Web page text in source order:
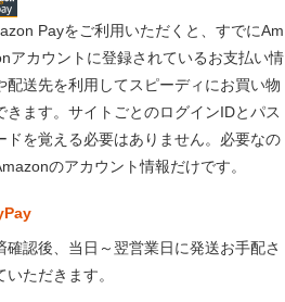
Payをご利用いただくと、すでにAm
アカウントに登録されているお支払い情
配送先を利用してスピーディにお買い物
きます。サイトごとのログインIDとパス
ドを覚える必要はありません。必要なの
のアカウント情報だけです。
確認後、当日～翌営業日に発送お手配さ
いただきます。